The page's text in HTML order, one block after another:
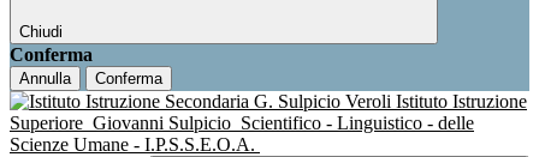
Chiudi
Conferma
Annulla Conferma
Istituto Istruzione
Superiore Giovanni Sulpicio Scientifico - Linguistico - delle
Scienze Umane - I.P.S.S.E.O.A.